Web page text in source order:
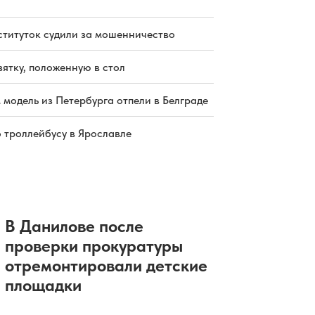
судили за мошенничество
положенную в стол
из Петербурга отпели в Белграде
троллейбусу в Ярославле
В Данилове после
проверки прокуратуры
отремонтировали детские
площадки